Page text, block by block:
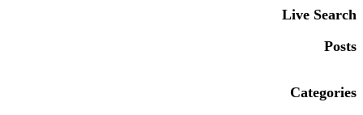
Live Search
Posts
Categories